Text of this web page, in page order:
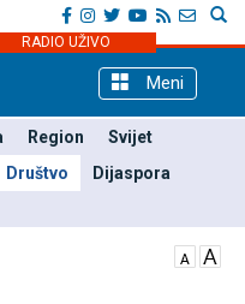
RADIO UŽIVO
Meni
Region
Svijet
Društvo
Dijaspora